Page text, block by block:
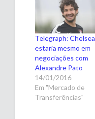
Telegraph: Chelsea
estaria mesmo em
negociações com
Alexandre Pato
14/01/2016
Em "Mercado de
Transferências"